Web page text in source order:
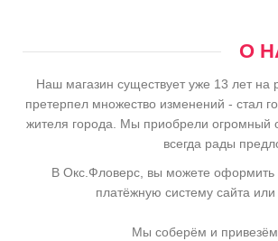
О
Наш магазин существует уже 13 лет на
претерпел множество изменений - стал
жителя города. Мы приобрели огромный
всегда рады
В Окс.Фловерс, вы можете оформить
платёжную систему сайта
Мы соберём и